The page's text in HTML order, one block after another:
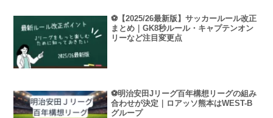
⚽【2025/26最新版】サッカールール改正
まとめ｜GK8秒ルール・キャプテンオン
リーなど注目変更点
⚽明治安田Jリーグ百年構想リーグの組み
合わせが決定｜ロアッソ熊本はWEST-B
グループ